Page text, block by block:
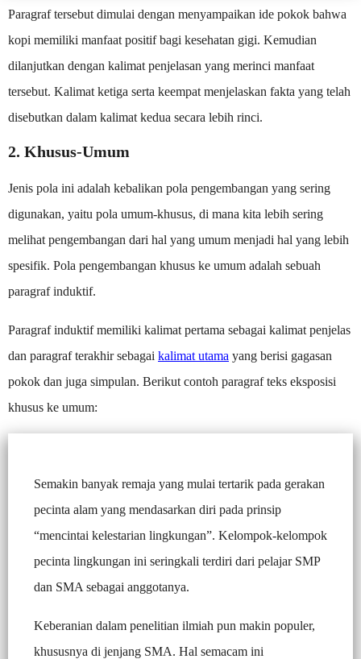
Paragraf tersebut dimulai dengan menyampaikan ide pokok bahwa
kopi memiliki manfaat positif bagi kesehatan gigi. Kemudian
dilanjutkan dengan kalimat penjelasan yang merinci manfaat
tersebut. Kalimat ketiga serta keempat menjelaskan fakta yang telah
disebutkan dalam kalimat kedua secara lebih rinci.
2. Khusus-Umum
Jenis pola ini adalah kebalikan pola pengembangan yang sering
digunakan, yaitu pola umum-khusus, di mana kita lebih sering
melihat pengembangan dari hal yang umum menjadi hal yang lebih
spesifik. Pola pengembangan khusus ke umum adalah sebuah
paragraf induktif.
Paragraf induktif memiliki kalimat pertama sebagai kalimat penjelas
dan paragraf terakhir sebagai kalimat utama yang berisi gagasan
pokok dan juga simpulan. Berikut contoh paragraf teks eksposisi
khusus ke umum:
Semakin banyak remaja yang mulai tertarik pada gerakan
pecinta alam yang mendasarkan diri pada prinsip
“mencintai kelestarian lingkungan”. Kelompok-kelompok
pecinta lingkungan ini seringkali terdiri dari pelajar SMP
dan SMA sebagai anggotanya.
Keberanian dalam penelitian ilmiah pun makin populer,
khususnya di jenjang SMA. Hal semacam ini